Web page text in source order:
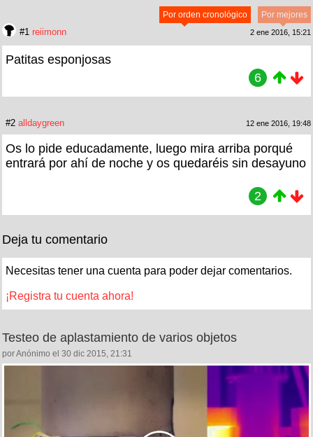
Por mejores
Por orden cronológico
#1 reiimonn 2 ene 2016, 15:21
Patitas esponjosas
6
#2 alldaygreen 12 ene 2016, 19:48
Os lo pide educadamente, luego mira arriba porqué
entrará por ahí de noche y os quedaréis sin desayuno
2
Deja tu comentario
Necesitas tener una cuenta para poder dejar comentarios.
¡Registra tu cuenta ahora!
Testeo de aplastamiento de varios objetos
por Anónimo el 30 dic 2015, 21:31